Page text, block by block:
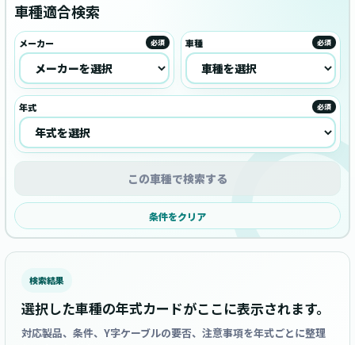
車種適合検索
メーカー 必須 車種 必須
年式 必須
この車種で検索する
条件をクリア
検索結果
選択した車種の年式カードがここに表示されます。
対応製品、条件、Y字ケーブルの要否、注意事項を年式ごとに整理